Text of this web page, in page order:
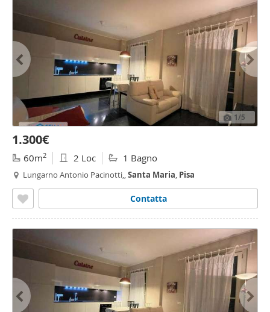
1/5
1.300€
60m2 2 Loc 1 Bagno
Lungarno Antonio Pacinotti,,Santa Maria, Pisa
Contatta